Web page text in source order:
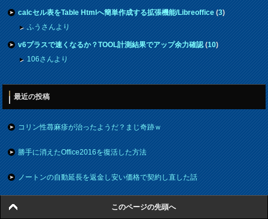
calcセル表をTable Htmlへ簡単作成する拡張機能/Libreoffice(3)
ふうさんより
v6プラスで速くなるか？TOOL計測結果でアップ余力確認(10)
106さんより
最近の投稿
コリン性蕁麻疹が治ったようだ？まじ奇跡ｗ
勝手に消えたOffice2016を復活した方法
ノートンの自動延長を返金し安い価格で契約し直した話
老眼？セリアのクリップ式拡大鏡が便利です
このページの先頭へ